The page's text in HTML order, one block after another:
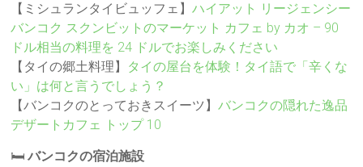
【ミシュランタイビュッフェ】ハイアット リージェンシー
バンコク スクンビットのマーケット カフェ by カオ – 90
ドル相当の料理を 24 ドルでお楽しみください
【タイの郷土料理】 タイの屋台を体験！タイ語で「辛くな
い」は何と言うでしょう？
【バンコクのとっておきスイーツ】バンコクの隠れた逸品
デザートカフェ トップ 10
🛏️バンコクの宿泊施設